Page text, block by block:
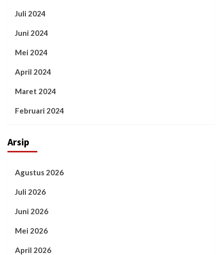
Juli 2024
Juni 2024
Mei 2024
April 2024
Maret 2024
Februari 2024
Arsip
Agustus 2026
Juli 2026
Juni 2026
Mei 2026
April 2026